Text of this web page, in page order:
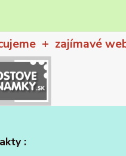
+
: